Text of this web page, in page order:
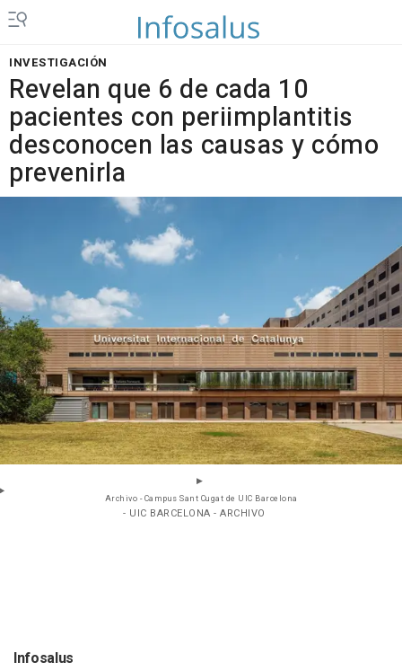
INVESTIGACIÓN
Revelan que 6 de cada 10
pacientes con periimplantitis
desconocen las causas y cómo
prevenirla
Archivo - Campus Sant Cugat de UIC Barcelona
- UIC BARCELONA - ARCHIVO
Infosalus